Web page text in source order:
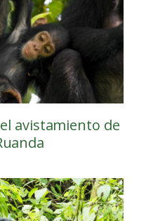
avistamiento de